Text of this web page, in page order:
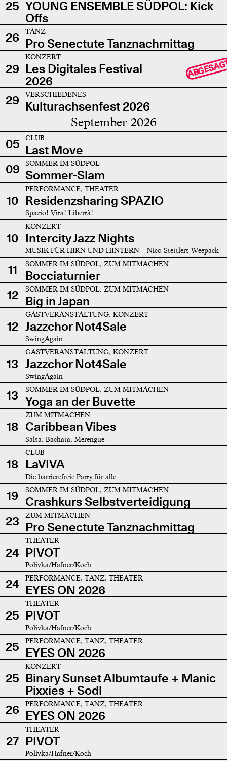
25 YOUNG ENSEMBLE SÜDPOL: Kick
Offs
26
TANZ
Pro Senectute Tanznachmittag
29
KONZERT
Les Digitales Festival
2026
29 VERSCHIEDENES
Kulturachsenfest 2026
September 2026
05 CLUB
Last Move
09
SOMMER IM SÜDPOL
Sommer-Slam
10
PERFORMANCE, THEATER
Residenzsharing SPAZIO
Spazio! Vita! Libertà!
10
KONZERT
Intercity Jazz Nights
MUSIK FÜR HIRN UND HINTERN – Nico Stettlers Weepack
11 SOMMER IM SÜDPOL, ZUM MITMACHEN
Bocciaturnier
12
SOMMER IM SÜDPOL, ZUM MITMACHEN
Big in Japan
12
GASTVERANSTALTUNG, KONZERT
Jazzchor Not4Sale
SwingAgain
13
GASTVERANSTALTUNG, KONZERT
Jazzchor Not4Sale
SwingAgain
13 SOMMER IM SÜDPOL, ZUM MITMACHEN
Yoga an der Buvette
18
ZUM MITMACHEN
Caribbean Vibes
Salsa, Bachata, Merengue
18
CLUB
LaVIVA
Die barrierefreie Party für alle
19 SOMMER IM SÜDPOL, ZUM MITMACHEN
Crashkurs Selbstverteidigung
23
ZUM MITMACHEN
Pro Senectute Tanznachmittag
24
THEATER
PIVOT
Polivka/Hafner/Koch
24 PERFORMANCE, TANZ, THEATER
EYES ON 2026
25
THEATER
PIVOT
Polivka/Hafner/Koch
25 PERFORMANCE, TANZ, THEATER
EYES ON 2026
25
KONZERT
Binary Sunset Albumtaufe + Manic
Pixxies + Sodl
26
PERFORMANCE, TANZ, THEATER
EYES ON 2026
27
THEATER
PIVOT
Polivka/Hafner/Koch